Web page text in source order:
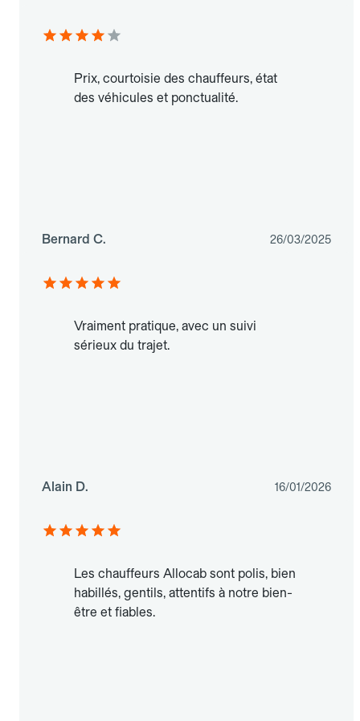
Prix, courtoisie des chauffeurs, état
des véhicules et ponctualité.
Bernard C. 26/03/2025
Vraiment pratique, avec un suivi
sérieux du trajet.
Alain D. 16/01/2026
Les chauffeurs Allocab sont polis, bien
habillés, gentils, attentifs à notre bien-
être et fiables.